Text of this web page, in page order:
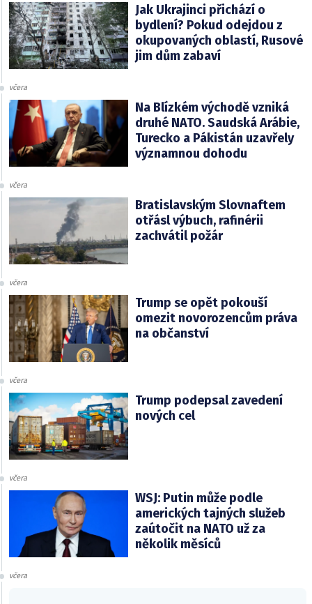
Jak Ukrajinci přichází o
bydlení? Pokud odejdou z
okupovaných oblastí, Rusové
jim dům zabaví
včera
Na Blízkém východě vzniká
druhé NATO. Saudská Arábie,
Turecko a Pákistán uzavřely
významnou dohodu
včera
Bratislavským Slovnaftem
otřásl výbuch, rafinérii
zachvátil požár
včera
Trump se opět pokouší
omezit novorozencům práva
na občanství
včera
Trump podepsal zavedení
nových cel
včera
WSJ: Putin může podle
amerických tajných služeb
zaútočit na NATO už za
několik měsíců
včera